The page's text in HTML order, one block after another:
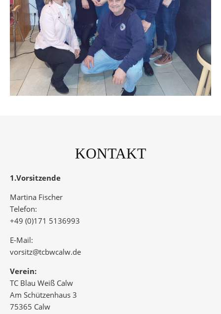
KONTAKT
1.Vorsitzende
Martina Fischer
Telefon:
+49 (0)171 5136993
E-Mail:
vorsitz@tcbwcalw.de
Verein:
TC Blau Weiß Calw
Am Schützenhaus 3
75365 Calw